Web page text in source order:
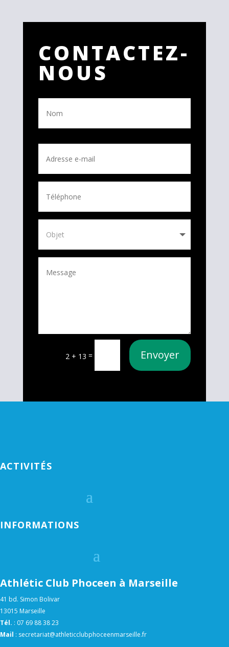
CONTACTEZ-
NOUS
2 + 13 = Envoyer
ACTIVITÉS
INFORMATIONS
Athlétic Club Phoceen à Marseille
41 bd. Simon Bolivar
13015 Marseille
Tél. : 07 69 88 38 23
Mail : secretariat@athleticclubphoceenmarseille.fr